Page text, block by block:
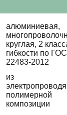
алюминиевая,
круглая, 2
гибкости по
22483-2012
из
полимерной
композиции